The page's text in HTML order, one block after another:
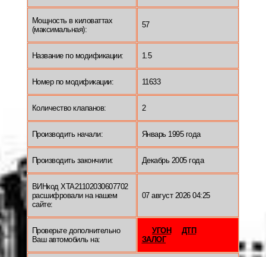
Мощность в киловаттах
(максимальная):
57
Название по модификации: 1.5
Номер по модификации: 11633
Количество клапанов: 2
Производить начали: Январь 1995 года
Производить закончили: Декабрь 2005 года
ВИНкод XTA21102030607702
расшифровали на нашем
сайте:
07 август 2026 04:25
Проверьте дополнительно
Ваш автомобиль на:
УГОН
ДТП
ЗАЛОГ